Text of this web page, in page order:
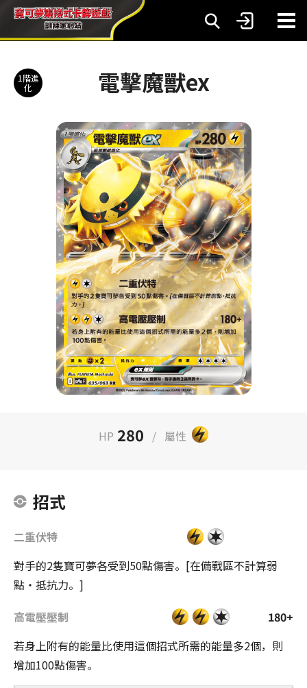
1階進
化
電擊魔獸ex
HP 280 / 屬性
招式
二重伏特
對手的2隻寶可夢各受到50點傷害。[在備戰區不計算弱
點・抵抗力。]
高電壓壓制
180+
若身上附有的能量比使用這個招式所需的能量多2個，則
增加100點傷害。